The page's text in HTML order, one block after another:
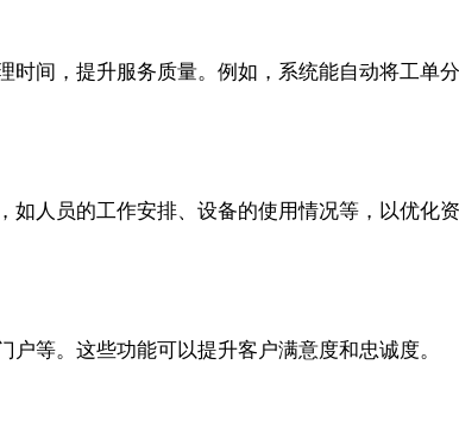
间，提升服务质量。例如，系统能自动将工单
人员的工作安排、设备的使用情况等，以优化
等。这些功能可以提升客户满意度和忠诚度。